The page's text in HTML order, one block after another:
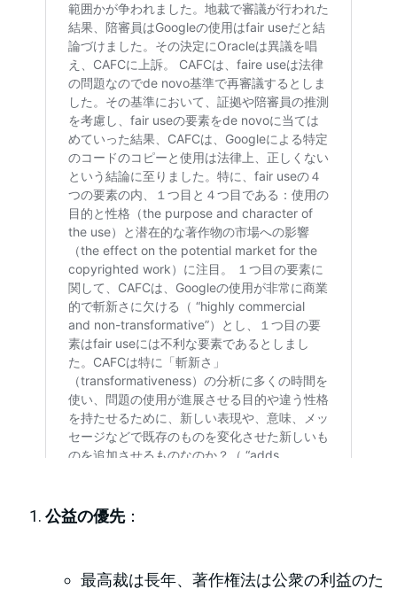
公益の優先：
最高裁は長年、著作権法は公衆の利益のた